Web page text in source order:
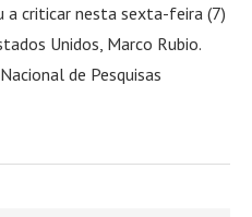
criticar nesta sexta-feira (7)
Unidos, Marco Rubio.
de Pesquisas